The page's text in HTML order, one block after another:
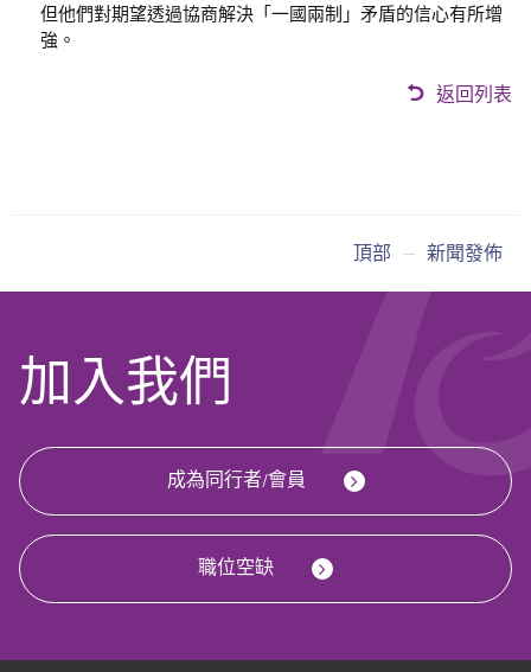
但他們對期望透過協商解決「一國兩制」矛盾的信心有所增
強。
返回列表
頂部 新聞發佈
加入我們
成為同行者/會員
職位空缺